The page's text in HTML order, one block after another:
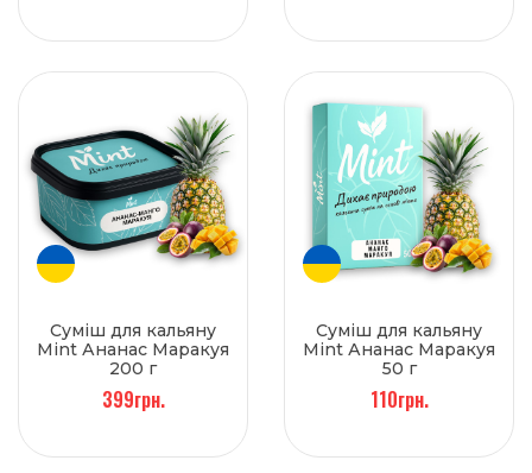
Суміш для кальяну
Mint Ананас Маракуя
200 г
399грн.
Суміш для кальяну
Mint Ананас Маракуя
50 г
110грн.